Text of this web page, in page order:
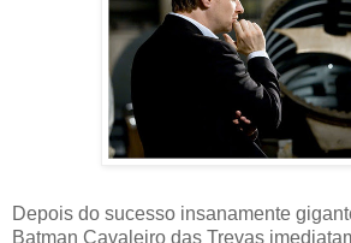
Depois do sucesso insanamente
Batman Cavaleiro das Trevas